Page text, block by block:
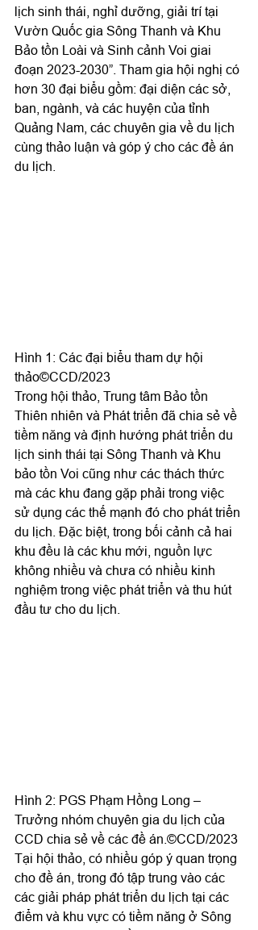
lịch sinh thái, nghỉ dưỡng, giải trí tại
Vườn Quốc gia Sông Thanh và Khu
Bảo tồn Loài và Sinh cảnh Voi giai
đoạn 2023-2030”. Tham gia hội nghị có
hơn 30 đại biểu gồm: đại diện các sở,
ban, ngành, và các huyện của tỉnh
Quảng Nam, các chuyên gia về du lịch
cùng thảo luận và góp ‎ý cho các đề án
du lịch.
Hình 1: Các đại biểu tham dự hội
thảo©️CCD/2023
Trong hội thảo, Trung tâm Bảo tồn
Thiên nhiên và Phát triển đã chia sẻ về
tiềm năng và định hướng phát triển du
lịch sinh thái tại Sông Thanh và Khu
bảo tồn Voi cũng như các thách thức
mà các khu đang gặp phải trong việc
sử dụng các thế mạnh đó cho phát triển
du lịch. Đặc biệt, trong bối cảnh cả hai
khu đều là các khu mới, nguồn lực
không nhiều và chưa có nhiều kinh
nghiệm trong việc phát triển và thu hút
đầu tư cho du lịch.
Hình 2: PGS Phạm Hồng Long –
Trưởng nhóm chuyên gia du lịch của
CCD chia sẻ về các đề án.©️CCD/2023
Tại hội thảo, có nhiều góp ý quan trọng
cho đề án, trong đó tập trung vào các
các giải pháp phát triển du lịch tại các
điểm và khu vực có tiềm năng ở Sông